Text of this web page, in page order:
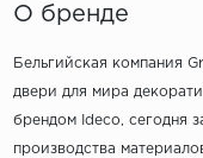
О бренде
Бельгийская компания
двери для мира
брендом Ideco, сегодня
производства